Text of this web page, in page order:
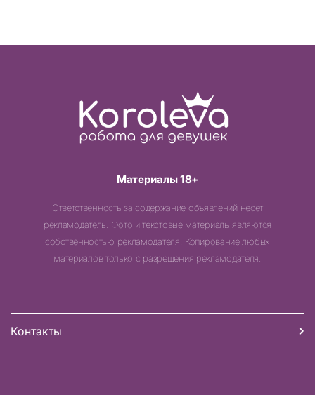
Материалы 18+
Ответственность за содержание объявлений несет
рекламодатель. Фото и текстовые материалы являются
собственностью рекламодателя. Копирование любых
материалов только с разрешения рекламодателя.
Контакты